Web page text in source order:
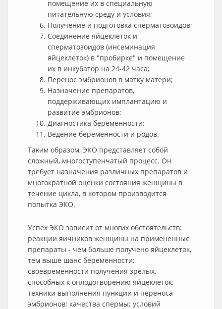
помещение их в специальную
питательную среду и условия;
Получение и подготовка сперматозоидов;
Соединение яйцеклеток и
сперматозоидов (инсеминация
яйцеклеток) в "пробирке" и помещение
их в инкубатор на 24-42 часа;
Перенос эмбрионов в матку матери;
Назначение препаратов,
поддерживающих имплантацию и
развитие эмбрионов;
Диагностика беременности;
Ведение беременности и родов.
Таким образом, ЭКО представляет собой
сложный, многоступенчатый процесс. Он
требует назначения различных препаратов и
многократной оценки состояния женщины в
течение цикла, в котором производится
попытка ЭКО.
Успех ЭКО зависит от многих обстоятельств:
реакции яичников женщины на примененные
препараты - чем больше получено яйцеклеток,
тем выше шанс беременности;
своевременности получения зрелых,
способных к оплодотворению яйцеклеток;
техники выполнения пункции и переноса
эмбрионов; качества спермы; условий